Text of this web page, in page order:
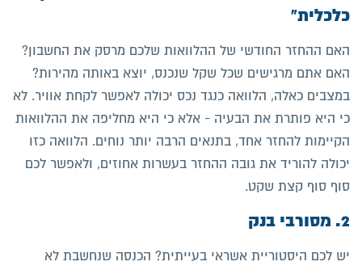
כלכלית"
האם ההחזר החודשי של ההלוואות שלכם מרסק את החשבון?
האם אתם מרגישים שכל שקל שנכנס, יוצא באותה מהירות?
במצבים כאלה, הלוואה כנגד נכס יכולה לאפשר לקחת אוויר. לא
כי היא פותרת את הבעיה - אלא כי היא מחליפה את ההלוואות
הקיימות להחזר אחד, בתנאים הרבה יותר נוחים. הלוואה כזו
יכולה להוריד את גובה ההחזר בעשרות אחוזים, ולאפשר לכם
סוף סוף קצת שקט.
2. מסורבי בנק
יש לכם היסטוריית אשראי בעייתית? הכנסה שנחשבת לא